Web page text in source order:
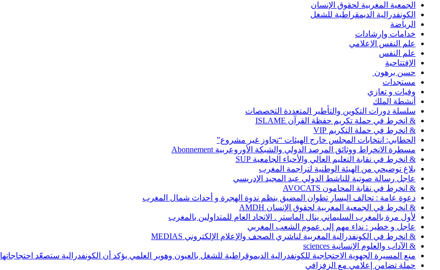
الجمعية المغربية لحقوق الإنسان
الكونفدرالية الديمقراطية للشغل
الرياضة
خدامات وإرشادات
علم النفس الإعلامي
علم النفس
الإفتتاحية
حسن برهون
مستجدات
وفيات و تعازي
أنشطة الملك
سلسلة دورات التكوين والتأطير المتعددة التخصصات
& انخرط في حملة تكريم حفظة القرآن ISLAME
& انخرط في حملة التكريم VIP
الحطابي: انتخابات المجلس خارج الهيئات “تجاوز غير مشروع”
مسطرة الانخراط ووثائق المرصد الدولي والشبكة الأوروعربية Abonnement
& انخرط في نقابة التعليم العالي والأحياء الجامعية SUP
بلاغ توضيحي من الهيئة الوطنية لتراجمة المغرب
عاجل رسالة صوتية للناشط الدولي عبد المجيد الإدريسي
& انخرط في نقابة المحامون AVOCATS
دعوة عامة : تحالف اليسار تطوان المضيق ينظم ندوة الهجرة و أحداث شمال المغرب
& انخرط في الجمعية المغربية لحقوق الإنسان AMDH
لأول مرة بالمغرب السليماني ينال الماستر . الاتحاد العام للمتداولين بالمغرب
عاجل و خطير : نداء مهم إلى عموم الشعب المغربي
& انخرط في الكونفدرالية المغربية لناشري الصحف والإعلام الإلكتروني MEDIAS
& الآداب والعلوم الإنسانية sciences
منع المسيرة الجهوية الاحتجاجية للكونفدرالية الديموقراطية للشغل بالعيون وهوير العلمي يؤكد أن الكونفدرالية ستصعّد احتجاجاتها
حملة تضامن إعلامي مع الزفزافي